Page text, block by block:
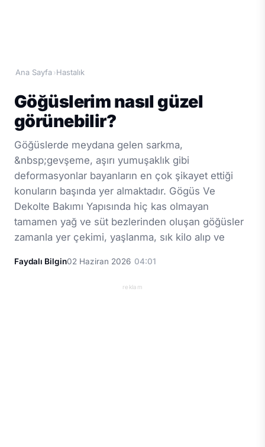
Ana Sayfa ›Hastalık
Göğüslerim nasıl güzel
görünebilir?
Göğüslerde meydana gelen sarkma,
&nbsp;gevşeme, aşırı yumuşaklık gibi
deformasyonlar bayanların en çok şikayet ettiği
konuların başında yer almaktadır. Gögüs Ve
Dekolte Bakımı Yapısında hiç kas olmayan
tamamen yağ ve süt bezlerinden oluşan göğüsler
zamanla yer çekimi, yaşlanma, sık kilo alıp ve
Faydalı Bilgin02 Haziran 2026 04:01
reklam